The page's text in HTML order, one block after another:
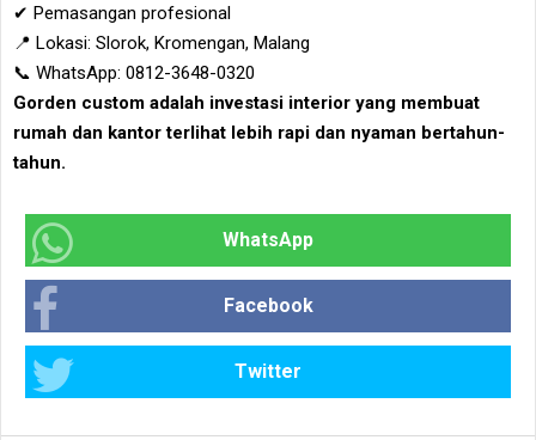
✔ Pemasangan profesional
📍 Lokasi: Slorok, Kromengan, Malang
📞 WhatsApp: 0812-3648-0320
Gorden custom adalah investasi interior yang membuat
rumah dan kantor terlihat lebih rapi dan nyaman bertahun-
tahun.
WhatsApp
Facebook
Twitter